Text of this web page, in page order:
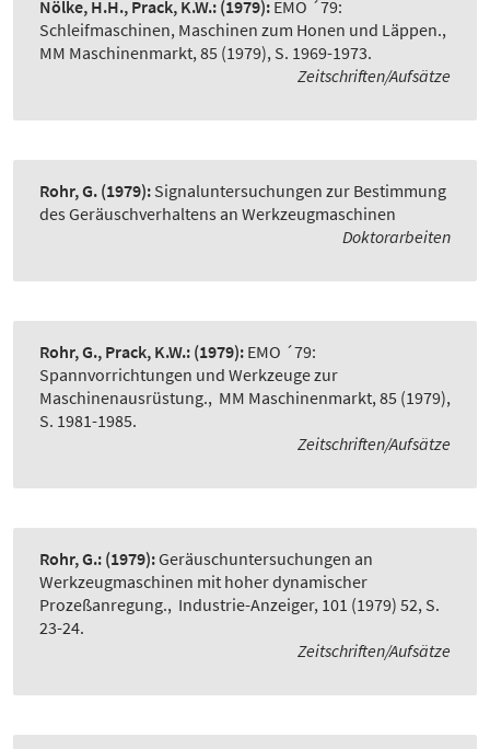
Nölke, H.H., Prack, K.W.: (1979): EMO ´79:
Schleifmaschinen, Maschinen zum Honen und Läppen.,
MM Maschinenmarkt, 85 (1979), S. 1969-1973.
Zeitschriften/Aufsätze
Rohr, G. (1979): Signaluntersuchungen zur Bestimmung
des Geräuschverhaltens an Werkzeugmaschinen
Doktorarbeiten
Rohr, G., Prack, K.W.: (1979): EMO ´79:
Spannvorrichtungen und Werkzeuge zur
Maschinenausrüstung., MM Maschinenmarkt, 85 (1979),
S. 1981-1985.
Zeitschriften/Aufsätze
Rohr, G.: (1979):Geräuschuntersuchungen an
Werkzeugmaschinen mit hoher dynamischer
Prozeßanregung., Industrie-Anzeiger, 101 (1979) 52, S.
23-24.
Zeitschriften/Aufsätze